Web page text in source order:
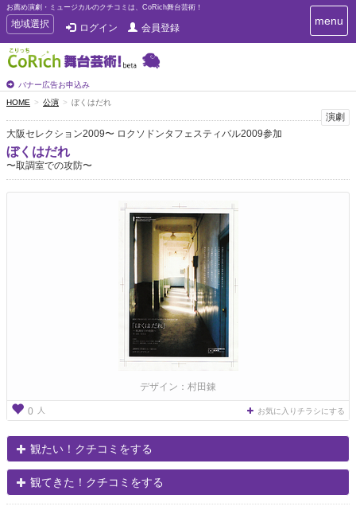
お薦め演劇・ミュージカルのクチコミは、CoRich舞台芸術！
T
o
g
g
e
n
a
v
i
g
地域選択 ログイン 会員登録
バナー広告お申込み
T
o
g
a
menu
HOME 公演 ぼくはだれ
演劇
大阪セレクション2009〜 ロクソドンタフェスティバル2009参加
ぼくはだれ
〜取調室での攻防〜
デザイン：村田錬
0 人 お気に入りチラシにする
観たい！クチコミをする
観てきた！クチコミをする